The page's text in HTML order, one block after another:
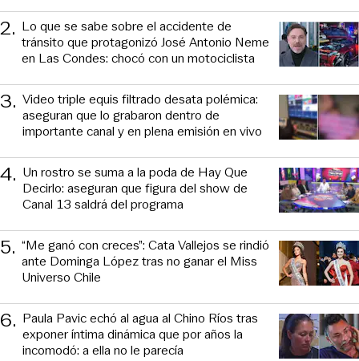
2. Lo que se sabe sobre el accidente de
tránsito que protagonizó José Antonio Neme
en Las Condes: chocó con un motociclista
3. Video triple equis filtrado desata polémica:
aseguran que lo grabaron dentro de
importante canal y en plena emisión en vivo
4. Un rostro se suma a la poda de Hay Que
Decirlo: aseguran que figura del show de
Canal 13 saldrá del programa
5. “Me ganó con creces”: Cata Vallejos se rindió
ante Dominga López tras no ganar el Miss
Universo Chile
6. Paula Pavic echó al agua al Chino Ríos tras
exponer íntima dinámica que por años la
incomodó: a ella no le parecía